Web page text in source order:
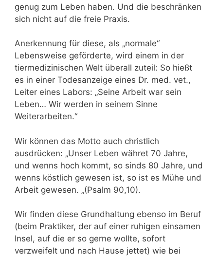
genug zum Leben haben. Und die beschränken
sich nicht auf die freie Praxis.
Anerkennung für diese, als „normale“
Lebensweise geförderte, wird einem in der
tiermedizinischen Welt überall zuteil: So hießt
es in einer Todesanzeige eines Dr. med. vet.,
Leiter eines Labors: „Seine Arbeit war sein
Leben… Wir werden in seinem Sinne
Weiterarbeiten.“
Wir können das Motto auch christlich
ausdrücken: „Unser Leben währet 70 Jahre,
und wenns hoch kommt, so sinds 80 Jahre, und
wenns köstlich gewesen ist, so ist es Mühe und
Arbeit gewesen. „(Psalm 90,10).
Wir finden diese Grundhaltung ebenso im Beruf
(beim Praktiker, der auf einer ruhigen einsamen
Insel, auf die er so gerne wollte, sofort
verzweifelt und nach Hause jettet) wie bei